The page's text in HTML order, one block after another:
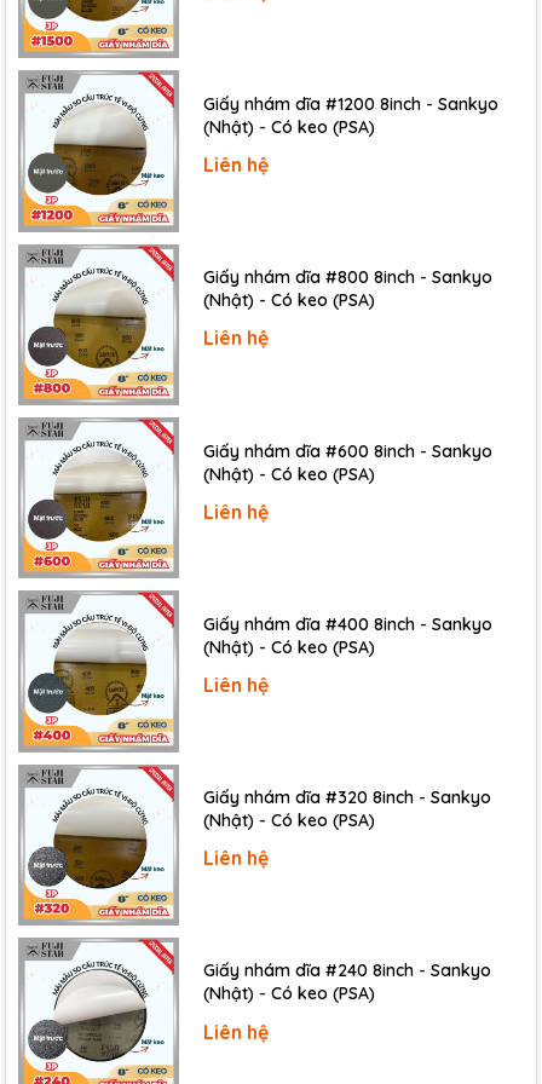
gồm:
*Giấy nhám nước
Giấy nhám nước thông thường: Được sử dụng để
chà nhám bề mặt gỗ, kim loại, nhựa,... bằng cách sử
dụng nước.
Giấy nhám nước chống tĩnh điện: Được sử dụng để
chà nhám bề mặt gỗ, kim loại, nhựa,... trong môi
trường có nhiều tĩnh điện.
Giấy nhám nước tự dính: Được sử dụng để chà
nhám bề mặt gỗ, kim loại, nhựa,... mà không cần sử
dụng keo dán
*Giấy nhám khô
Giấy nhám khô thông thường: Được sử dụng để chà
nhám bề mặt gỗ, kim loại, nhựa,... bằng cách sử
dụng giấy nhám khô.
Giấy nhám dĩa #1200 8inch - Sankyo
(Nhật) - Có keo (PSA)
Liên hệ
Giấy nhám dĩa #800 8inch - Sankyo
(Nhật) - Có keo (PSA)
Liên hệ
Giấy nhám dĩa #600 8inch - Sankyo
(Nhật) - Có keo (PSA)
Liên hệ
Giấy nhám dĩa #400 8inch - Sankyo
(Nhật) - Có keo (PSA)
Liên hệ
Giấy nhám dĩa #320 8inch - Sankyo
(Nhật) - Có keo (PSA)
Liên hệ
Giấy nhám dĩa #240 8inch - Sankyo
(Nhật) - Có keo (PSA)
Liên hệ